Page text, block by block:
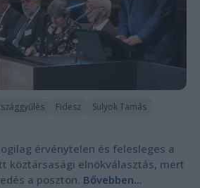
Fidesz
Sulyok Tamás
érvénytelen és felesleges a
köztársasági elnökválasztás, mert
a poszton. Bővebben...